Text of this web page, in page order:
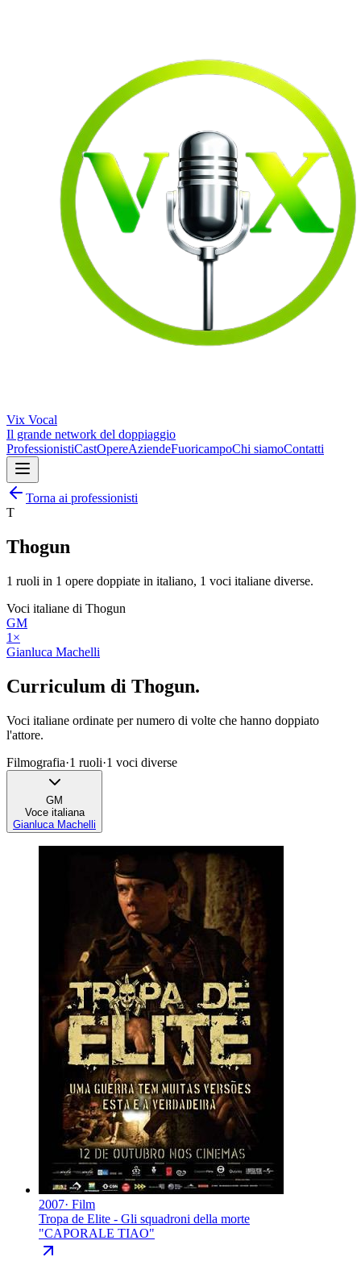
Vix Vocal
Il grande network del doppiaggio
ProfessionistiCastOpereAziendeFuoricampoChi siamoContatti
Torna ai professionisti
T
Thogun
1 ruoli in 1 opere doppiate in italiano, 1 voci italiane diverse.
Voci italiane di Thogun
GM
1 ×
Gianluca Machelli
Curriculum di Thogun.
Voci italiane ordinate per numero di volte che hanno doppiato
l'attore.
Filmografia·1 ruoli·1 voci diverse
GM
Voce italiana
Gianluca Machelli
2007· Film
Tropa de Elite - Gli squadroni della morte
"CAPORALE TIAO"